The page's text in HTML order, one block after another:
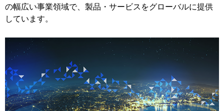
の幅広い事業領域で、製品・サービスをグローバルに提供
しています。